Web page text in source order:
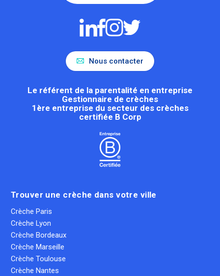
Nous contacter
Le référent de la parentalité en entreprise
Gestionnaire de crèches
1ère entreprise du secteur des crèches
certifiée B Corp
Trouver une crèche dans votre ville
Crèche Paris
Crèche Lyon
Crèche Bordeaux
Crèche Marseille
Crèche Toulouse
Crèche Nantes